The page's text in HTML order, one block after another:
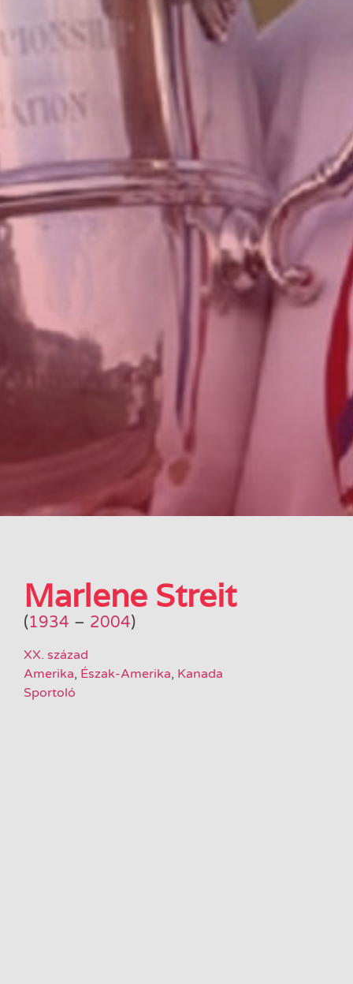
Marlene Streit
(1934 – 2004)
XX. század
Amerika, Észak-Amerika, Kanada
Sportoló